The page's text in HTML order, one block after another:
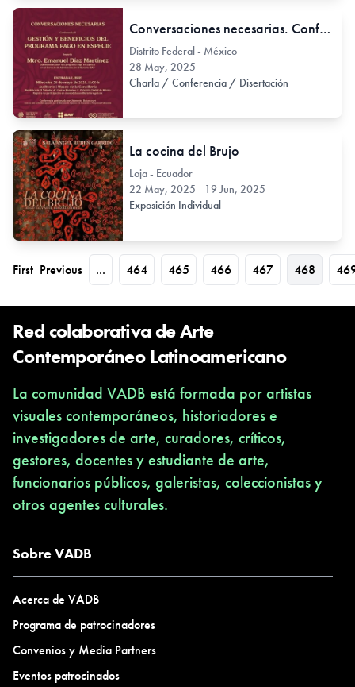
Conversaciones necesarias. Conferencia II: Gestión y beneficios del programa Pago en Especie
Distrito Federal - México
28 May, 2025
Charla / Conferencia / Disertación
La cocina del Brujo
Loja - Ecuador
22 May, 2025 - 19 Jun, 2025
Exposición Individual
First Previous ... 464 465 466 467 468
Red colaborativa de Arte
Contemporáneo Latinoamericano
La comunidad VADB está formada por artistas
visuales contemporáneos, historiadores e
investigadores de arte, curadores, críticos,
gestores, docentes y estudiante de arte,
funcionarios públicos, galeristas, coleccionistas y
otros agentes culturales.
Sobre VADB
Acerca de VADB
Programa de patrocinadores
Convenios y Media Partners
Eventos patrocinados